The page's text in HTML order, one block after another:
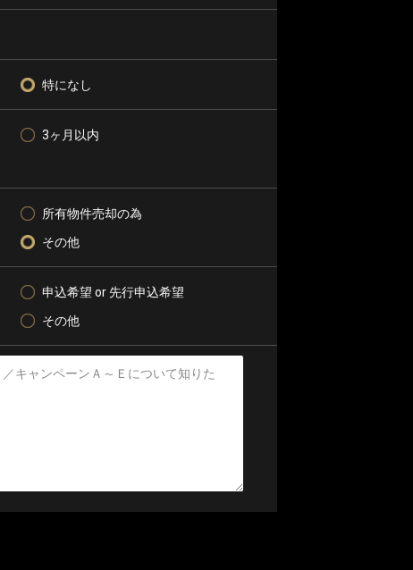
特になし
3ヶ月以内
所有物件売却の為
その他
申込希望 or 先行申込希望
その他